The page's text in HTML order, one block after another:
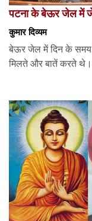
पटना के बेऊर जेल में
कुमार दिव्यम
बेऊर जेल में दिन के समय
मिलते और बातें करते